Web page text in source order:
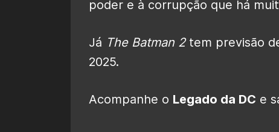
poder e à corrupção que há
Já The Batman 2tem previsão
2025.
Acompanhe o Legado da DC e